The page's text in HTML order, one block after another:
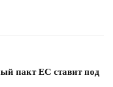
пакт ЕС ставит под